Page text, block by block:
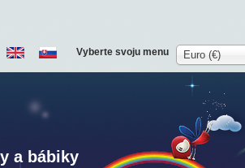
a bábiky
Vyberte svoju menu Euro (€)